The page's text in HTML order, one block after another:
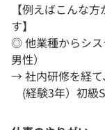
【例えばこんな
す】
◎ 他業種からシス
男性）
→ 社内研修を経て
(経験3年）初級